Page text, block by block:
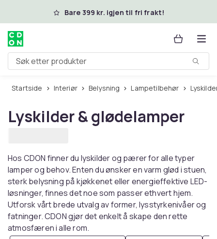
Hopp til hovedinnholdBare 399 kr. igjen til fri frakt!
Søk etter produkter
Startside Interiør Belysning Lampetilbehør
Lyskilder & glødelamper
Hos CDON finner du lyskilder og pærer for alle typer
lamper og behov. Enten du ønsker en varm glød i stuen,
sterk belysning på kjøkkenet eller energieffektive LED-
løsninger, finnes det noe som passer ethvert hjem.
Utforsk vårt brede utvalg av former, lysstyrkenivåer og
fatninger. CDON gjør det enkelt å skape den rette
atmosfæren i alle rom.